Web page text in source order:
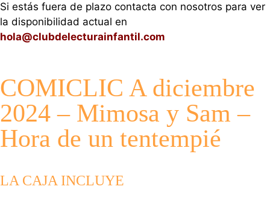
Si estás fuera de plazo contacta con nosotros para ver
la disponibilidad actual en
hola@clubdelecturainfantil.com
COMICLIC A diciembre
2024 – Mimosa y Sam –
Hora de un tentempié
LA CAJA INCLUYE